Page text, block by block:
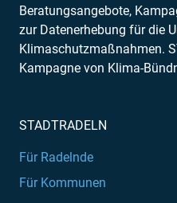
Beratungsangebote,
zur Datenerhebung für die
Klimaschutzmaßnahmen.
Kampagne von Klima-
STADTRADELN
Für Radelnde
Für Kommunen